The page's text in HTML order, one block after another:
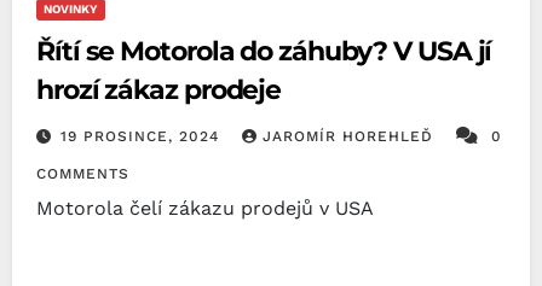
NOVINKY
Řítí se Motorola do záhuby? V USA jí
hrozí zákaz prodeje
19 PROSINCE, 2024 JAROMÍR HOREHLEĎ 0
COMMENTS
Motorola čelí zákazu prodejů v USA